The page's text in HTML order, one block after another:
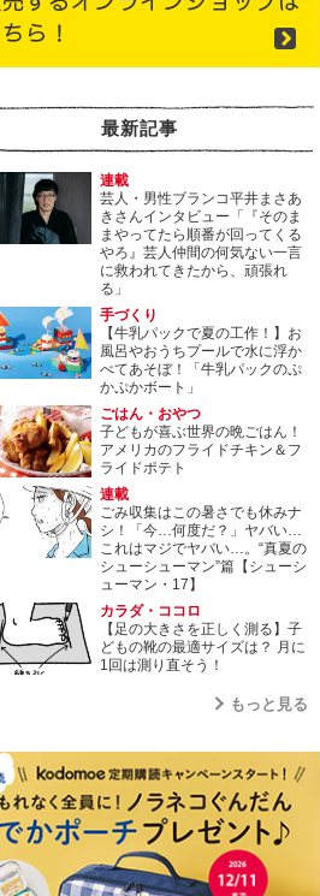
最新記事
連載
芸人・男性ブランコ平井まさあ
きさんインタビュー「『そのま
まやってたら順番が回ってくる
やろ』芸人仲間の何気ない一言
に救われてきたから、頑張れ
る」
手づくり
【牛乳パックで夏の工作！】お
風呂やおうちプールで水に浮か
べてあそぼ！「牛乳パックのぷ
かぷかボート」
ごはん・おやつ
子どもが喜ぶ世界の晩ごはん！
アメリカのフライドチキン＆フ
ライドポテト
連載
ごみ収集はこの暑さでも休みナ
シ！「今…何度だ？」ヤバい…
これはマジでヤバい…。“真夏の
シューシューマン”篇【シューシ
ューマン・17】
カラダ・ココロ
【足の大きさを正しく測る】子
どもの靴の最適サイズは？ 月に
1回は測り直そう！
もっと見る